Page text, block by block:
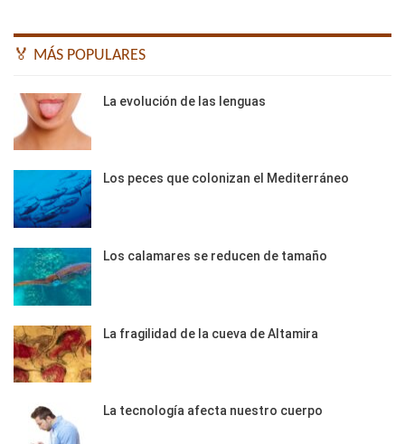
🏅 MÁS POPULARES
La evolución de las lenguas
Los peces que colonizan el Mediterráneo
Los calamares se reducen de tamaño
La fragilidad de la cueva de Altamira
La tecnología afecta nuestro cuerpo